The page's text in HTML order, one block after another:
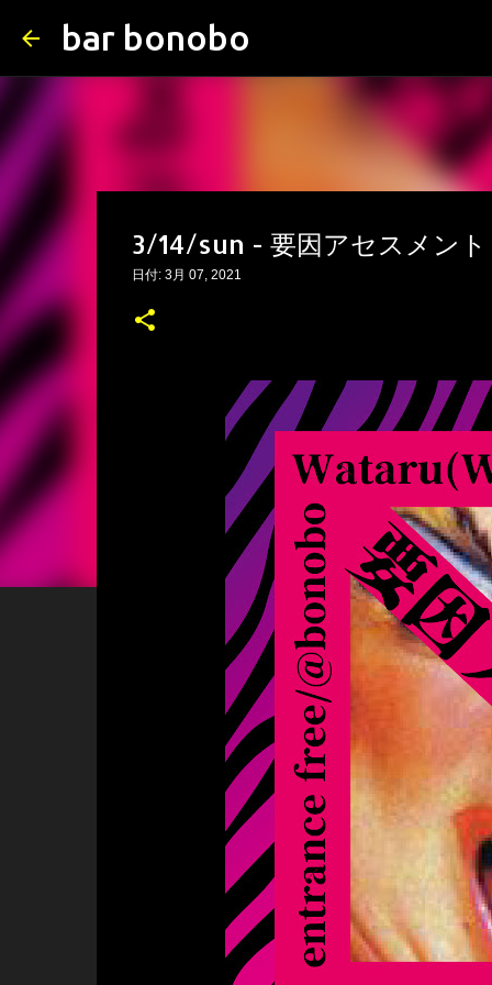
bar bonobo
3/14/sun - 要因アセスメント
日付: 3月 07, 2021